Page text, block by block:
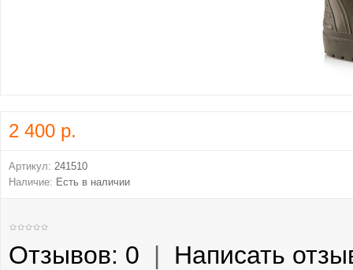
2 400 р.
Артикул: 241510
Наличие: Есть в наличии
Отзывов: 0 | Написать